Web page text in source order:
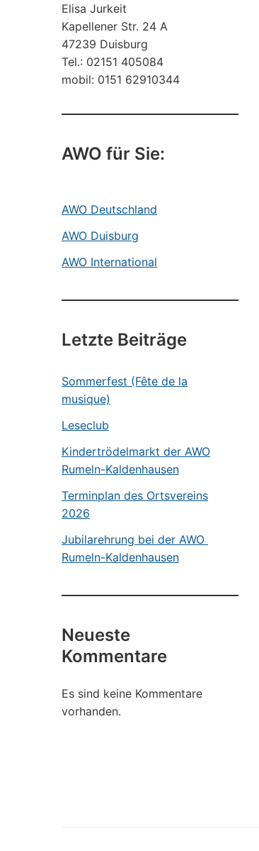
Elisa Jurkeit
Kapellener Str. 24 A
47239 Duisburg
Tel.: 02151 405084
mobil: 0151 62910344
AWO für Sie:
AWO Deutschland
AWO Duisburg
AWO International
Letzte Beiträge
Sommerfest (Fête de la
musique)
Leseclub
Kindertrödelmarkt der AWO
Rumeln-Kaldenhausen
Terminplan des Ortsvereins
2026
Jubilarehrung bei der AWO
Rumeln-Kaldenhausen
Neueste
Kommentare
Es sind keine Kommentare
vorhanden.